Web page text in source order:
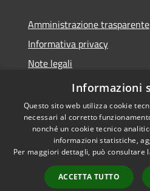
Amministrazione trasparente
Informativa privacy
Note legali
Dichiarazione di accessibilità
Accessibilità
Informazioni
Questo sito web utilizza cookie
necessari al corretto
nonché un cookie tecnico
informazioni statistiche,
Per maggiori dettagli, può consultare
ACCETTA TUTTO